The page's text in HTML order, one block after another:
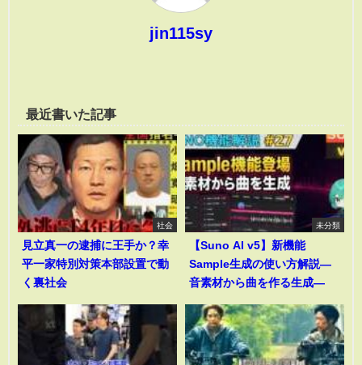
jin115sy
最近書いた記事
社会
見立真一の逮捕に王手か？幸
平一家特別対策本部設置で動
く裏社会
未分類
【Suno AI v5】新機能
Sample生成の使い方解説―
音素材から曲を作る生成―